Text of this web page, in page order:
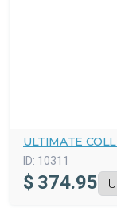
ULTIMATE
ID: 10311
$ 374.95